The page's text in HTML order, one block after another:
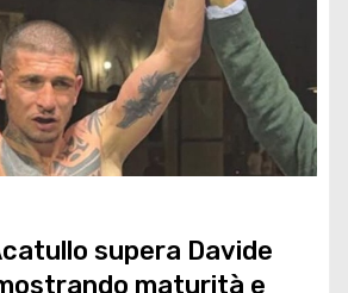
supera Davide
maturità e